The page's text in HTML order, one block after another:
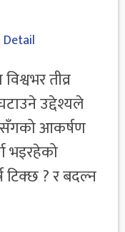
तीव्र
उद्देश्यले
आकर्षण
भइरहेको
टिक्छ ? र बदल्न